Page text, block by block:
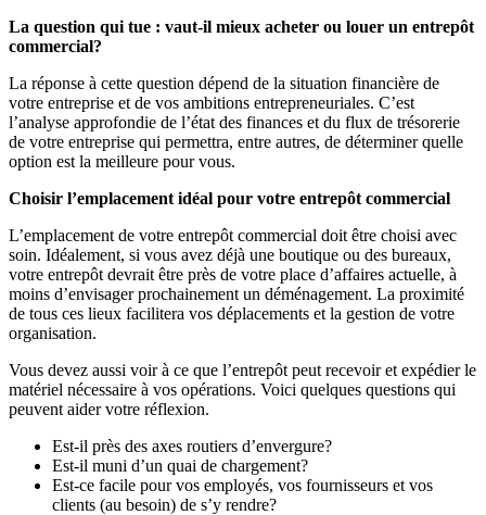
La question qui tue : vaut-il mieux acheter ou louer un entrepôt
commercial?
La réponse à cette question dépend de la situation financière de
votre entreprise et de vos ambitions entrepreneuriales. C’est
l’analyse approfondie de l’état des finances et du flux de trésorerie
de votre entreprise qui permettra, entre autres, de déterminer quelle
option est la meilleure pour vous.
Choisir l’emplacement idéal pour votre entrepôt commercial
L’emplacement de votre entrepôt commercial doit être choisi avec
soin. Idéalement, si vous avez déjà une boutique ou des bureaux,
votre entrepôt devrait être près de votre place d’affaires actuelle, à
moins d’envisager prochainement un déménagement. La proximité
de tous ces lieux facilitera vos déplacements et la gestion de votre
organisation.
Vous devez aussi voir à ce que l’entrepôt peut recevoir et expédier le
matériel nécessaire à vos opérations. Voici quelques questions qui
peuvent aider votre réflexion.
Est-il près des axes routiers d’envergure?
Est-il muni d’un quai de chargement?
Est-ce facile pour vos employés, vos fournisseurs et vos
clients (au besoin) de s’y rendre?